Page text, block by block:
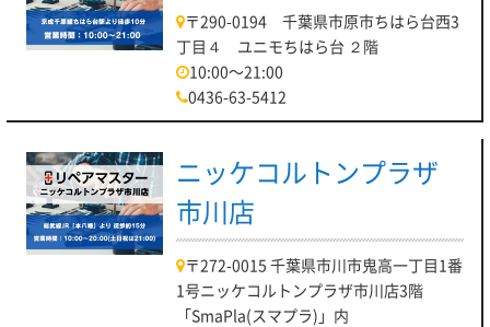
〒290-0194 千葉県市原市ちはら台西3
丁目４ ユニモちはら台 ２階
10:00～21:00
0436-63-5412
ニッケコルトンプラザ
市川店
〒272-0015 千葉県市川市鬼高一丁目1番
1号ニッケコルトンプラザ市川店3階
「SmaPla(スマプラ)」内